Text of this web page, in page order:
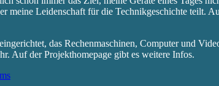
meine Leidenschaft für die Technikgeschichte teilt.
das Rechenmaschinen, Computer und
Auf der Projekthomepage gibt es weitere Infos.